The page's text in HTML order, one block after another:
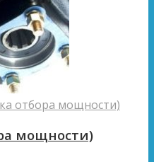
отбора мощности)
мощности)